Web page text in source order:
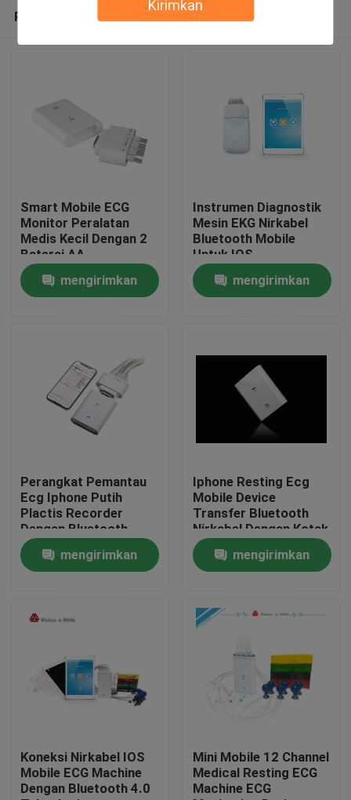
Kirimkan
Produk
Tur Pabrik
Kontrol kualitas
Company News
Mesin EKG Genggam
Rekomendasi Produk
Smart Mobile ECG
Monitor Peralatan
Medis Kecil Dengan 2
Baterai AA
mengirimkan
Instrumen Diagnostik
Mesin EKG Nirkabel
Bluetooth Mobile
Untuk IOS
mengirimkan
Perangkat Pemantau
Ecg Iphone Putih
Plactis Recorder
Dengan Bluetooth
Nirkabel
mengirimkan
Iphone Resting Ecg
Mobile Device
Transfer Bluetooth
Nirkabel Dengan Kotak
Putih Pintar
mengirimkan
Koneksi Nirkabel IOS
Mobile ECG Machine
Dengan Bluetooth 4.0
Mini Mobile 12 Channel
Medical Resting ECG
Machine ECG